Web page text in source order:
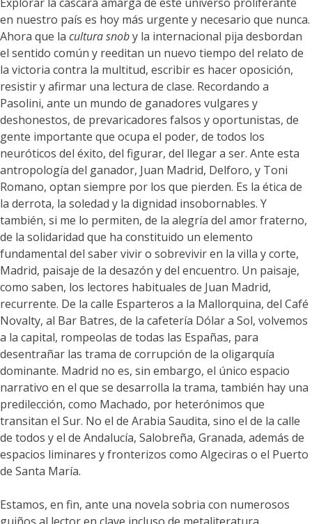
en nuestro país es hoy más urgente y necesario que nunca.
Ahora que la cultura snoby la internacional pija desbordan
el sentido común y reeditan un nuevo tiempo del relato de
la victoria contra la multitud, escribir es hacer oposición,
resistir y afirmar una lectura de clase. Recordando a
Pasolini, ante un mundo de ganadores vulgares y
deshonestos, de prevaricadores falsos y oportunistas, de
gente importante que ocupa el poder, de todos los
neuróticos del éxito, del figurar, del llegar a ser. Ante esta
antropología del ganador, Juan Madrid, Delforo, y Toni
Romano, optan siempre por los que pierden. Es la ética de
la derrota, la soledad y la dignidad insobornables. Y
también, si me lo permiten, de la alegría del amor fraterno,
de la solidaridad que ha constituido un elemento
fundamental del saber vivir o sobrevivir en la villa y corte,
Madrid, paisaje de la desazón y del encuentro. Un paisaje,
como saben, los lectores habituales de Juan Madrid,
recurrente. De la calle Esparteros a la Mallorquina, del Café
Novalty, al Bar Batres, de la cafetería Dólar a Sol, volvemos
a la capital, rompeolas de todas las Españas, para
desentrañar las trama de corrupción de la oligarquía
dominante. Madrid no es, sin embargo, el único espacio
narrativo en el que se desarrolla la trama, también hay una
predilección, como Machado, por heterónimos que
transitan el Sur. No el de Arabia Saudita, sino el de la calle
de todos y el de Andalucía, Salobreña, Granada, además de
espacios liminares y fronterizos como Algeciras o el Puerto
de Santa María.
Estamos, en fin, ante una novela sobria con numerosos